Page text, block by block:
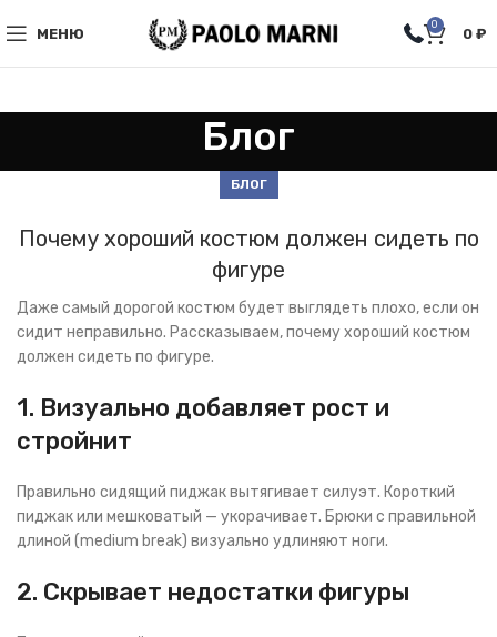
МЕНЮ
0
0 ₽
Блог
БЛОГ
Почему хороший костюм должен сидеть по
фигуре
Даже самый дорогой костюм будет выглядеть плохо, если он
сидит неправильно. Рассказываем, почему хороший костюм
должен сидеть по фигуре.
1. Визуально добавляет рост и
стройнит
Правильно сидящий пиджак вытягивает силуэт. Короткий
пиджак или мешковатый — укорачивает. Брюки с правильной
длиной (medium break) визуально удлиняют ноги.
2. Скрывает недостатки фигуры